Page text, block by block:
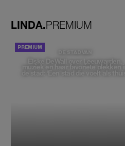
LINDA.PREMIUM
DE STAD VAN
Elske DeWall over Leeuwarden,
muziek en haar favoriete plekken in
de stad: 'Een stad die voelt als thuis'